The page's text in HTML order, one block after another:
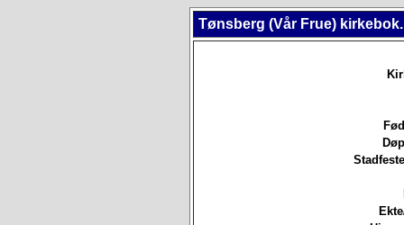
Tønsberg (Vår Frue)